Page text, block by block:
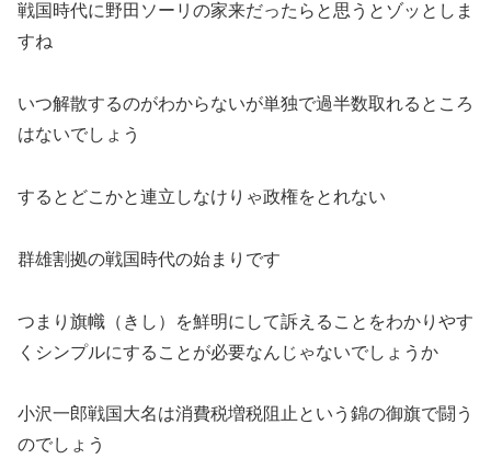
戦国時代に野田ソーリの家来だったらと思うとゾッとしま
すね
いつ解散するのがわからないが単独で過半数取れるところ
はないでしょう
するとどこかと連立しなけりゃ政権をとれない
群雄割拠の戦国時代の始まりです
つまり旗幟（きし）を鮮明にして訴えることをわかりやす
くシンプルにすることが必要なんじゃないでしょうか
小沢一郎戦国大名は消費税増税阻止という錦の御旗で闘う
のでしょう